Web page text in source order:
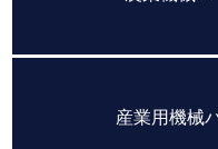
産業用機械